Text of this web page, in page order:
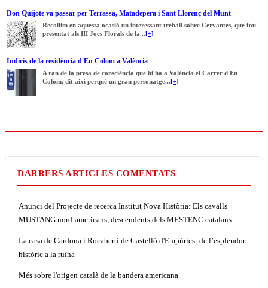
Don Quijote va passar per Terrassa, Matadepera i Sant Llorenç del Munt
Recollim en aquesta ocasió un interessant treball sobre Cervantes, que fou
presentat als III Jocs Florals de la...[+]
Indicis de la residència d'En Colom a València
A ran de la presa de consciència que hi ha a València el Carrer d'En
Colom, dit així perquè un gran personatge...[+]
DARRERS ARTICLES COMENTATS
Anunci del Projecte de recerca Institut Nova Història: Els cavalls
MUSTANG nord-americans, descendents dels MESTENC catalans
La casa de Cardona i Rocabertí de Castelló d'Empúries: de l’esplendor
històric a la ruïna
Més sobre l'origen català de la bandera americana